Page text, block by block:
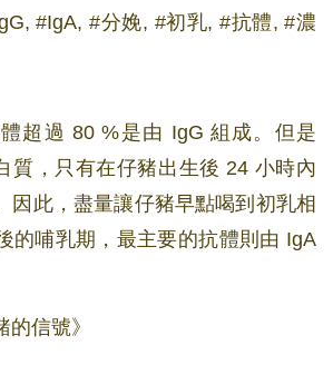
#IgA, #分娩, #初乳, #抗體, #濃
超過 80 %是由 IgG 組成。但是
質，只有在仔豬出生後 24 小時內
因此，盡量讓仔豬早點喝到初乳相
的哺乳期，最主要的抗體則由 IgA
信號》